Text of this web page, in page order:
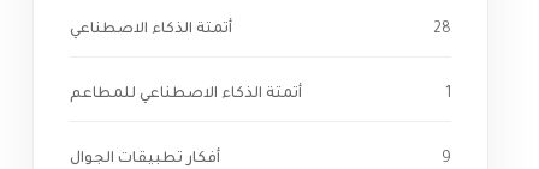
أتمتة الذكاء الاصطناعي 28
أتمتة الذكاء الاصطناعي للمطاعم 1
أفكار تطبيقات الجوال 9